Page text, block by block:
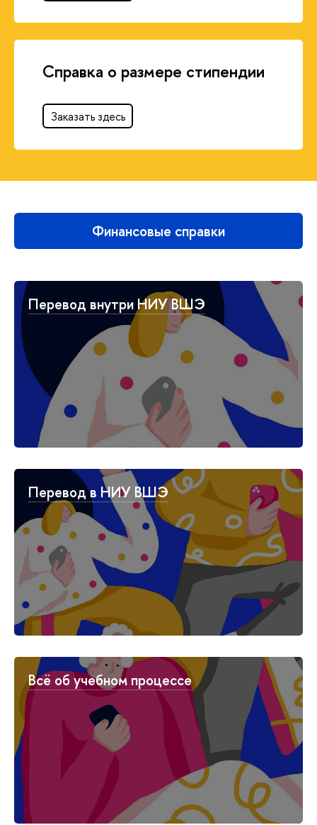
Справка о размере стипендии
Заказать здесь
Финансовые справки
Перевод внутри НИУ ВШЭ
Перевод в НИУ ВШЭ
Всё об учебном процессе